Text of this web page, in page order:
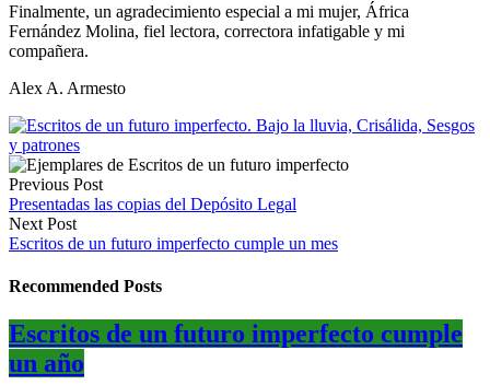
Finalmente, un agradecimiento especial a mi mujer, África
Fernández Molina, fiel lectora, correctora infatigable y mi
compañera.
Alex A. Armesto
Previous Post
Presentadas las copias del Depósito Legal
Next Post
Escritos de un futuro imperfecto cumple un mes
Recommended Posts
Escritos de un futuro imperfecto cumple
un año